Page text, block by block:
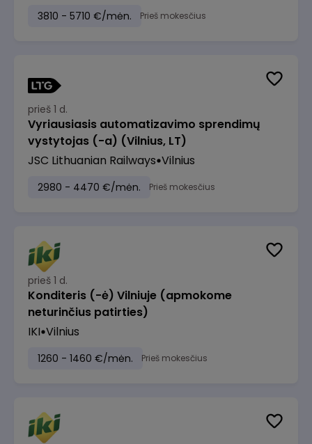
3810 - 5710 €/mėn. Prieš mokesčius
prieš 1 d.
Vyriausiasis automatizavimo sprendimų
vystytojas (-a) (Vilnius, LT)
JSC Lithuanian Railways Vilnius
2980 - 4470 €/mėn. Prieš mokesčius
prieš 1 d.
Konditeris (-ė) Vilniuje (apmokome
neturinčius patirties)
IKI Vilnius
1260 - 1460 €/mėn. Prieš mokesčius